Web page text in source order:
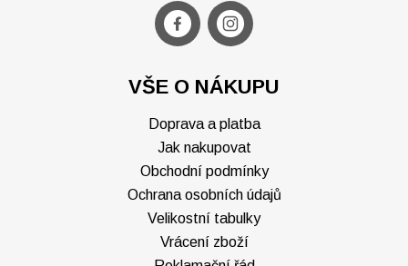
VŠE O NÁKUPU
Doprava a platba
Jak nakupovat
Obchodní podmínky
Ochrana osobních údajů
Velikostní tabulky
Vrácení zboží